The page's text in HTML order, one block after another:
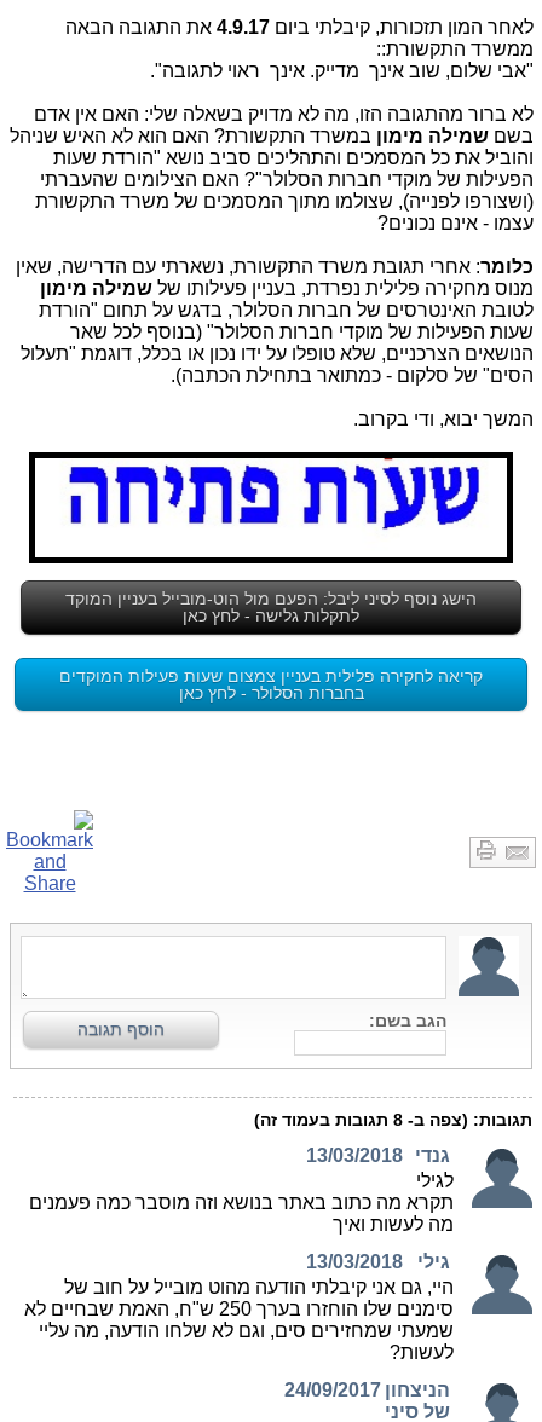
לאחר המון תזכורות, קיבלתי ביום 4.9.17 את התגובה הבאה
ממשרד התקשורת::
"אבי שלום, שוב אינך מדייק. אינך ראוי לתגובה".
לא ברור מהתגובה הזו, מה לא מדויק בשאלה שלי: האם אין אדם
בשם שמילה מימון במשרד התקשורת? האם הוא לא האיש שניהל
והוביל את כל המסמכים והתהליכים סביב נושא "הורדת שעות
הפעילות של מוקדי חברות הסלולר"? האם הצילומים שהעברתי
(ושצורפו לפנייה), שצולמו מתוך המסמכים של משרד התקשורת
עצמו - אינם נכונים?
כלומר: אחרי תגובת משרד התקשורת, נשארתי עם הדרישה, שאין
מנוס מחקירה פלילית נפרדת, בעניין פעילותו של שמילה מימון
לטובת האינטרסים של חברות הסלולר, בדגש על תחום "הורדת
שעות הפעילות של מוקדי חברות הסלולר" (בנוסף לכל שאר
הנושאים הצרכניים, שלא טופלו על ידו נכון או בכלל, דוגמת "תעלול
הסים" של סלקום - כמתואר בתחילת הכתבה).
המשך יבוא, ודי בקרוב.
הישג נוסף לסיני ליבל: הפעם מול הוט-מובייל בעניין המוקד
לתקלות גלישה - לחץ כאן
קריאה לחקירה פלילית בעניין צמצום שעות פעילות המוקדים
בחברות הסלולר - לחץ כאן